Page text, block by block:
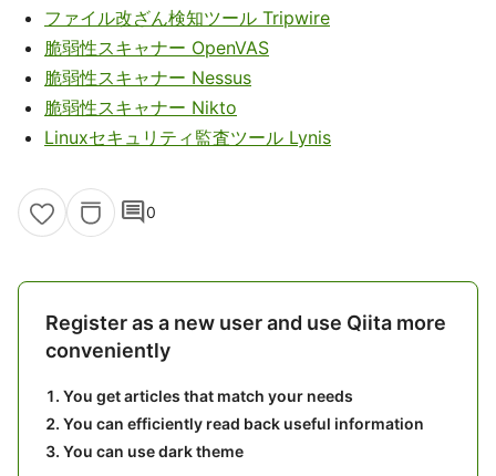
ファイル改ざん検知ツール Tripwire
脆弱性スキャナー OpenVAS
脆弱性スキャナー Nessus
脆弱性スキャナー Nikto
Linuxセキュリティ監査ツール Lynis
comment0
Register as a new user and use Qiita more
conveniently
You get articles that match your needs
You can efficiently read back useful information
You can use dark theme